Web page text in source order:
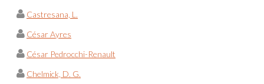
Castresana, L.
César Ayres
César Pedrocchi-Renault
Chelmick, D. G.